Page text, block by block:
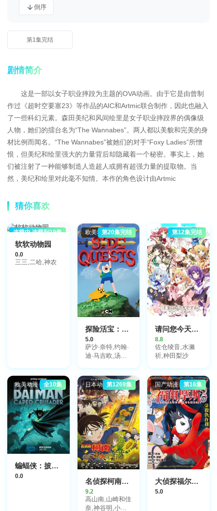
倒序
第1集完结
剧情简介
这是一部以女子职业摔跤为主题的OVA动画。由于它是由曾制
作过《超时空要塞23》等作品的AIC和Artmic联合制作，因此也融入
了一些科幻元素。森田美纪和风间绘里是女子职业摔跤界的偶像级
人物，她们的擂台名为“The Wannabes”。两人都以美貌和完美的身
材比例而闻名。“The Wannabes”被她们的对手“Foxy Ladies”所憎
恨，但美纪和绘里强大的力量背后却隐藏着一个秘密。事实上，她
们被注射了一种能够制造人造超人或拥有超强力量的提取物。当
然，美纪和绘里对此毫不知情。本作的角色设计由Artmic
猜你喜欢
国产动漫
连载中 连载到19集
软软动物园
0.0
三三,二哈,神农
欧美动漫第20集完结
探险活宝：支线任务
5.0
萨沙·奈特,约翰·
迪·马吉欧,汤姆·
尔森,杨泫贞
第12集完结
请问您今天要来点兔子吗BLOOM
8.8
佐仓绫音,水濑
祈,种田梨沙
欧美动漫 全10集
蝙蝠侠：披风战士第二季
0.0
日本动漫第1269集
名侦探柯南日语
9.2
高山南,山崎和佳
奈,神谷明,小山
国产动漫 第16集
大侦探福尔摩斯第2季
5.0